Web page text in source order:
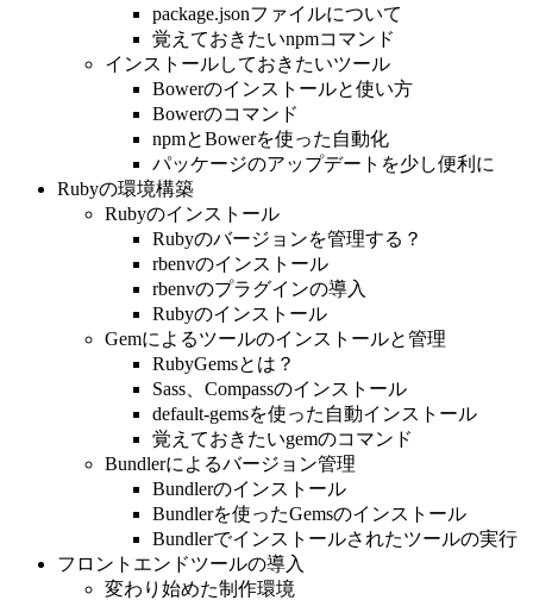
package.jsonファイルについて
覚えておきたいnpmコマンド
インストールしておきたいツール
Bowerのインストールと使い方
Bowerのコマンド
npmとBowerを使った自動化
パッケージのアップデートを少し便利に
Rubyの環境構築
Rubyのインストール
Rubyのバージョンを管理する？
rbenvのインストール
rbenvのプラグインの導入
Rubyのインストール
Gemによるツールのインストールと管理
RubyGemsとは？
Sass、Compassのインストール
default-gemsを使った自動インストール
覚えておきたいgemのコマンド
Bundlerによるバージョン管理
Bundlerのインストール
Bundlerを使ったGemsのインストール
Bundlerでインストールされたツールの実行
フロントエンドツールの導入
変わり始めた制作環境